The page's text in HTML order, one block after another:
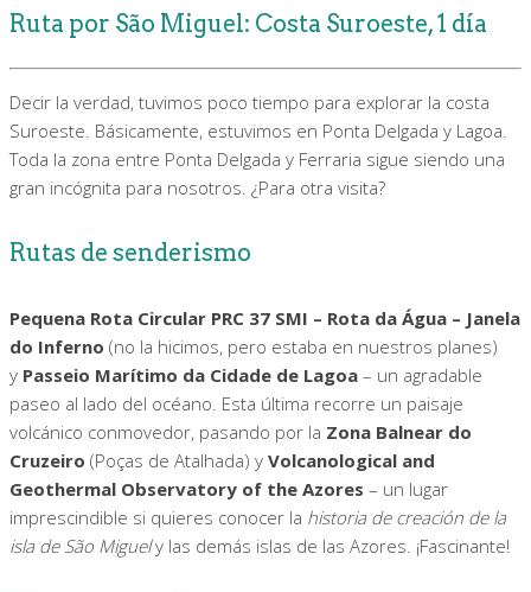
Ruta por São Miguel: Costa Suroeste, 1 día
Decir la verdad, tuvimos poco tiempo para explorar la costa
Suroeste. Básicamente, estuvimos en Ponta Delgada y Lagoa.
Toda la zona entre Ponta Delgada y Ferraria sigue siendo una
gran incógnita para nosotros. ¿Para otra visita?
Rutas de senderismo
Pequena Rota Circular PRC 37 SMI – Rota da Água – Janela
do Inferno (no la hicimos, pero estaba en nuestros planes)
y Passeio Marítimo da Cidade de Lagoa – un agradable
paseo al lado del océano. Esta última recorre un paisaje
volcánico conmovedor, pasando por la Zona Balnear do
Cruzeiro (Poças de Atalhada) y Volcanological and
Geothermal Observatory of the Azores – un lugar
imprescindible si quieres conocer la historia de creación de la
isla de São Miguely las demás islas de las Azores. ¡Fascinante!